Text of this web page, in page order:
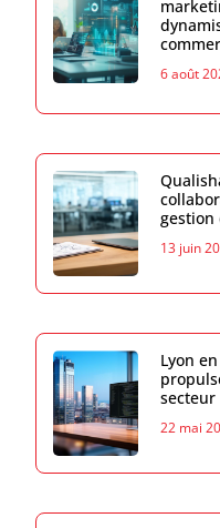
6 août
gestion
13 juin
Lyon
22 mai